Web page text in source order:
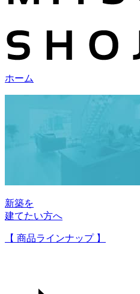
ホーム
新築を
建てたい方へ
【 商品ラインナップ 】